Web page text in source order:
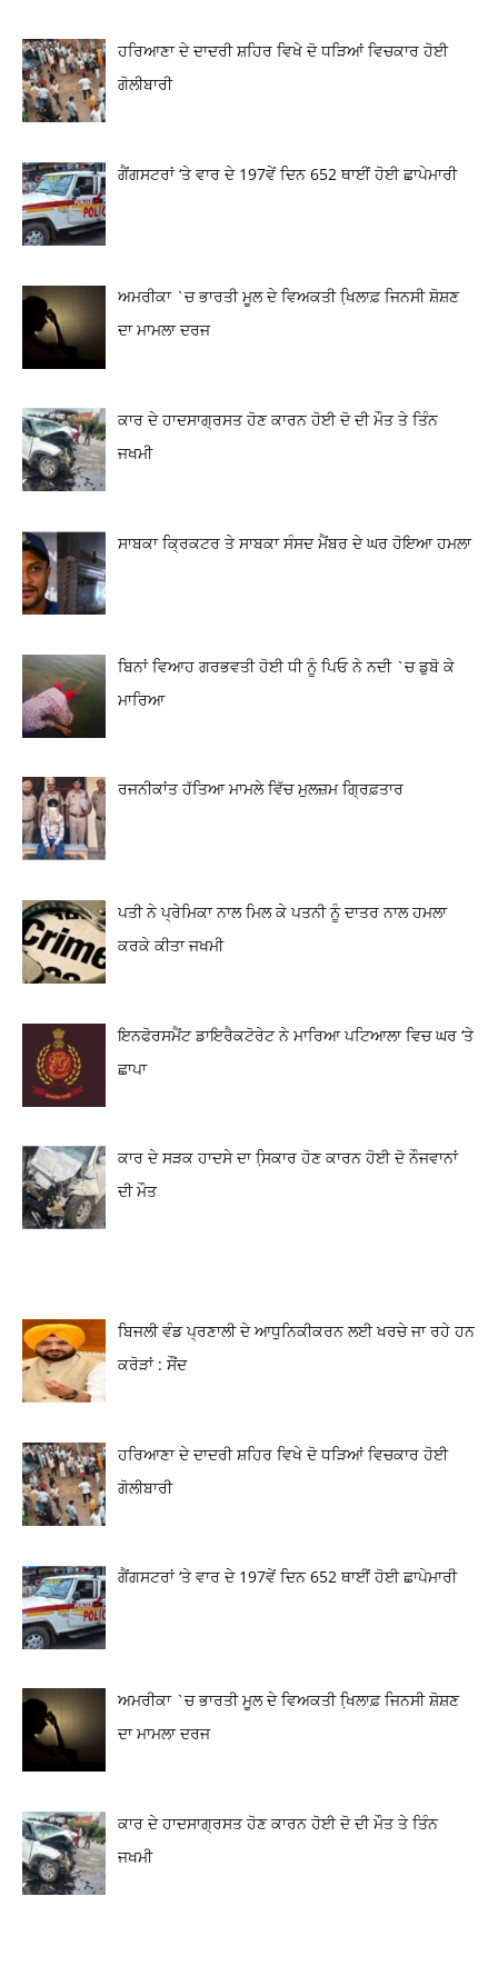
ਹਰਿਆਣਾ ਦੇ ਦਾਦਰੀ ਸ਼ਹਿਰ ਵਿਖੇ ਦੋ ਧੜਿਆਂ ਵਿਚਕਾਰ ਹੋਈ
ਗੋਲੀਬਾਰੀ
ਗੈਂਗਸਟਰਾਂ ‘ਤੇ ਵਾਰ ਦੇ 197ਵੇਂ ਦਿਨ 652 ਥਾਈਂ ਹੋਈ ਛਾਪੇਮਾਰੀ
ਅਮਰੀਕਾ `ਚ ਭਾਰਤੀ ਮੂਲ ਦੇ ਵਿਅਕਤੀ ਖਿ਼ਲਾਫ਼ ਜਿਨਸੀ ਸ਼ੋਸ਼ਣ
ਦਾ ਮਾਮਲਾ ਦਰਜ
ਕਾਰ ਦੇ ਹਾਦਸਾਗ੍ਰਸਤ ਹੋਣ ਕਾਰਨ ਹੋਈ ਦੋ ਦੀ ਮੌਤ ਤੇ ਤਿੰਨ
ਜਖਮੀ
ਸਾਬਕਾ ਕ੍ਰਿਕਟਰ ਤੇ ਸਾਬਕਾ ਸੰਸਦ ਮੈਂਬਰ ਦੇ ਘਰ ਹੋਇਆ ਹਮਲਾ
ਬਿਨਾਂ ਵਿਆਹ ਗਰਭਵਤੀ ਹੋਈ ਧੀ ਨੂੰ ਪਿਓ ਨੇ ਨਦੀ `ਚ ਡੁਬੋ ਕੇ
ਮਾਰਿਆ
ਰਜਨੀਕਾਂਤ ਹੱਤਿਆ ਮਾਮਲੇ ਵਿੱਚ ਮੁਲਜ਼ਮ ਗ੍ਰਿਫ਼ਤਾਰ
ਪਤੀ ਨੇ ਪ੍ਰੇਮਿਕਾ ਨਾਲ ਮਿਲ ਕੇ ਪਤਨੀ ਨੂੰ ਦਾਤਰ ਨਾਲ ਹਮਲਾ
ਕਰਕੇ ਕੀਤਾ ਜਖਮੀ
ਇਨਫੋਰਸਮੈਂਟ ਡਾਇਰੈਕਟੋਰੇਟ ਨੇ ਮਾਰਿਆ ਪਟਿਆਲਾ ਵਿਚ ਘਰ ‘ਤੇ
ਛਾਪਾ
ਕਾਰ ਦੇ ਸੜਕ ਹਾਦਸੇ ਦਾ ਸਿ਼ਕਾਰ ਹੋਣ ਕਾਰਨ ਹੋਈ ਦੋ ਨੌਜਵਾਨਾਂ
ਦੀ ਮੌਤ
ਬਿਜਲੀ ਵੰਡ ਪ੍ਰਣਾਲੀ ਦੇ ਆਧੁਨਿਕੀਕਰਨ ਲਈ ਖਰਚੇ ਜਾ ਰਹੇ ਹਨ
ਕਰੋੜਾਂ : ਸੌਂਦ
ਹਰਿਆਣਾ ਦੇ ਦਾਦਰੀ ਸ਼ਹਿਰ ਵਿਖੇ ਦੋ ਧੜਿਆਂ ਵਿਚਕਾਰ ਹੋਈ
ਗੋਲੀਬਾਰੀ
ਗੈਂਗਸਟਰਾਂ ‘ਤੇ ਵਾਰ ਦੇ 197ਵੇਂ ਦਿਨ 652 ਥਾਈਂ ਹੋਈ ਛਾਪੇਮਾਰੀ
ਅਮਰੀਕਾ `ਚ ਭਾਰਤੀ ਮੂਲ ਦੇ ਵਿਅਕਤੀ ਖਿ਼ਲਾਫ਼ ਜਿਨਸੀ ਸ਼ੋਸ਼ਣ
ਦਾ ਮਾਮਲਾ ਦਰਜ
ਕਾਰ ਦੇ ਹਾਦਸਾਗ੍ਰਸਤ ਹੋਣ ਕਾਰਨ ਹੋਈ ਦੋ ਦੀ ਮੌਤ ਤੇ ਤਿੰਨ
ਜਖਮੀ